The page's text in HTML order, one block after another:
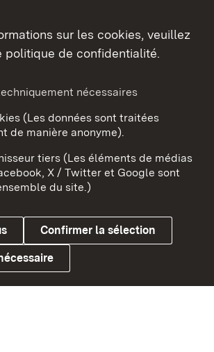
Confidentialité
sur les cookies, veuillez
politique de confidentialité.
nécessaires
(Les données sont traitées
de manière anonyme).
tiers (Les éléments de médias
X / Twitter et Google sont
du site.)
Confirmer la sélection